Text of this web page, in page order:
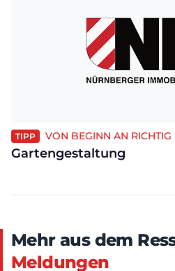
TIPP VON BEGINN AN RICHTIG
Gartengestaltung
Mehr aus dem
Meldungen